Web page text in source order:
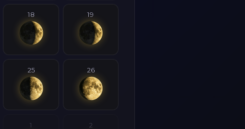
18 19
25 26
1 2